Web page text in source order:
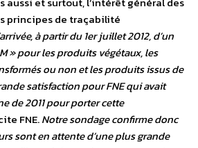
principes de traçabilité
à partir du 1er juillet 2012, d’un
» pour les produits végétaux, les
ou non et les produits issus de
satisfaction pour FNE qui avait
de 2011 pour porter cette
FNE.Notre sondage confirme donc
sont en attente d’une plus grande